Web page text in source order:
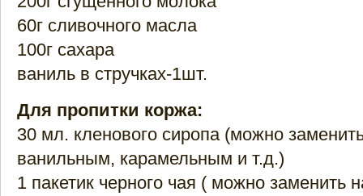
60г сливочного масла
100г сахара
ваниль в стручках-1шт.
Для пропитки коржа:
30 мл. кленового сиропа (можно
ванильным, карамельным и т.д.)
1 пакетик черного чая ( можно заменить